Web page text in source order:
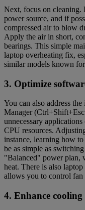
Next, focus on cleaning.
power source, and if
compressed air to blow
Apply the air in short,
bearings. This simple
laptop overheating fix,
similar models known
3. Optimize
You can also address
Manager
unnecessary
CPU resources.
instance, learning how
be as simple as
"Balanced" power plan,
heat. There is also
allows you to control fan
4. Enhance